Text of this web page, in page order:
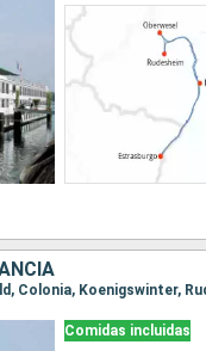
Colonia, Koenigswinter,
Comidas incluidas